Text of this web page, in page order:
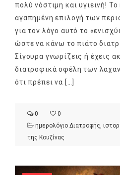
πολύ νόστιμη και υγιεινή! Το
αγαπημένη επιλογή των
για τον λόγο αυτό το
ώστε να κάνω το πιάτο
Σίγουρα γνωρίζεις ή έχεις
διατροφικά οφέλη των
ότι πρέπει να […]
0
0
ημερολόγιο Διατροφής,
της Κουζίνας